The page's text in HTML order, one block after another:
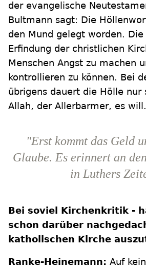
der evangelische
Bultmann sagt: Die
den Mund gelegt worden.
Erfindung der christlichen
Menschen Angst zu machen
kontrollieren zu können. Bei
übrigens dauert die Hölle nur
Allah, der Allerbarmer, es
"Erst kommt das Geld
Glaube. Es erinnert an
in Luthers
Bei soviel Kirchenkritik -
schon darüber
katholischen Kirche
Ranke-Heinemann: Auf